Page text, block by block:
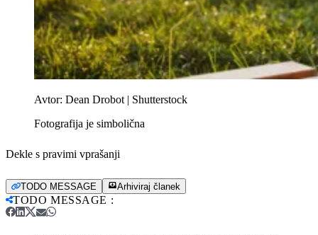
Avtor: Dean Drobot | Shutterstock
Fotografija je simbolična
Dekle s pravimi vprašanji
TODO MESSAGE Arhiviraj članek
TODO MESSAGE :